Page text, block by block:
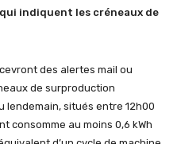
indiquent les créneaux de
des alertes mail ou
de surproduction
lendemain, situés entre 12h00
consomme au moins 0,6 kWh